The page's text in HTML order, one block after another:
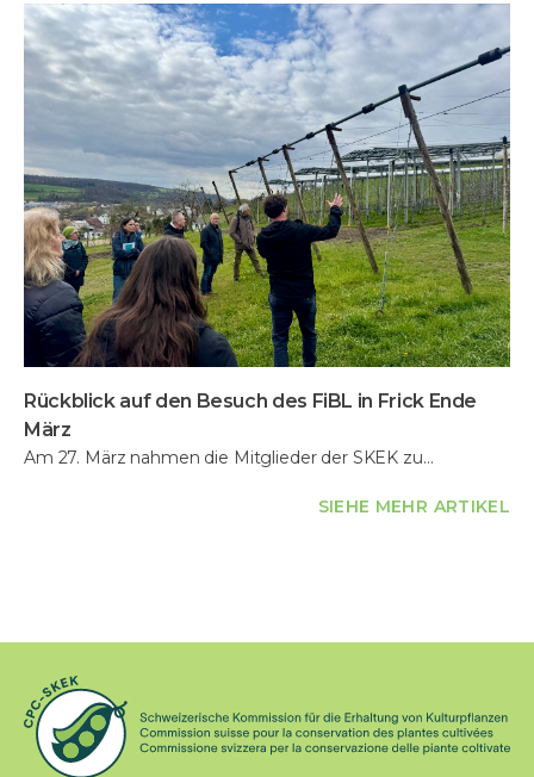
Rückblick auf den Besuch des FiBL in Frick Ende
März
Am 27. März nahmen die Mitglieder der SKEK zu…
SIEHE MEHR ARTIKEL